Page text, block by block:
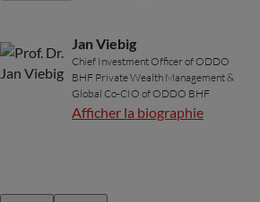
Jan Viebig
Chief Investment Officer of ODDO
BHF Private Wealth Management &
Global Co-CIO of ODDO BHF
Afficher la biographie